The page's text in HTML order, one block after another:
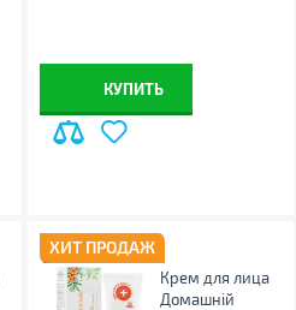
КУПИТЬ
ХИТ ПРОДАЖ
Крем для лица
Домашній